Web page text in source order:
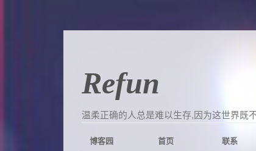
Refun
温柔正确的人总是难以生存,因为这世界既
博客园 首页 联系